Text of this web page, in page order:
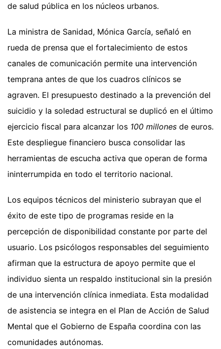
de salud pública en los núcleos urbanos.
La ministra de Sanidad, Mónica García, señaló en
rueda de prensa que el fortalecimiento de estos
canales de comunicación permite una intervención
temprana antes de que los cuadros clínicos se
agraven. El presupuesto destinado a la prevención del
suicidio y la soledad estructural se duplicó en el último
ejercicio fiscal para alcanzar los 100 millones de euros.
Este despliegue financiero busca consolidar las
herramientas de escucha activa que operan de forma
ininterrumpida en todo el territorio nacional.
Los equipos técnicos del ministerio subrayan que el
éxito de este tipo de programas reside en la
percepción de disponibilidad constante por parte del
usuario. Los psicólogos responsables del seguimiento
afirman que la estructura de apoyo permite que el
individuo sienta un respaldo institucional sin la presión
de una intervención clínica inmediata. Esta modalidad
de asistencia se integra en el Plan de Acción de Salud
Mental que el Gobierno de España coordina con las
comunidades autónomas.